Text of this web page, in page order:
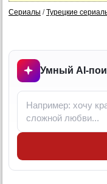
5 серия
6 серия (суб)
7 серия
7 серия (суб)
8 серия
8 серия (суб)
Сериалы /Турецкие
Умный AI-